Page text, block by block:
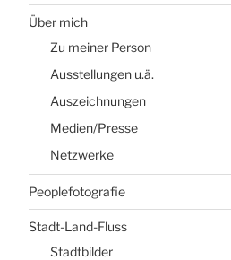
Über mich
Zu meiner Person
Ausstellungen u.ä.
Auszeichnungen
Medien/Presse
Netzwerke
Peoplefotografie
Stadt-Land-Fluss
Stadtbilder